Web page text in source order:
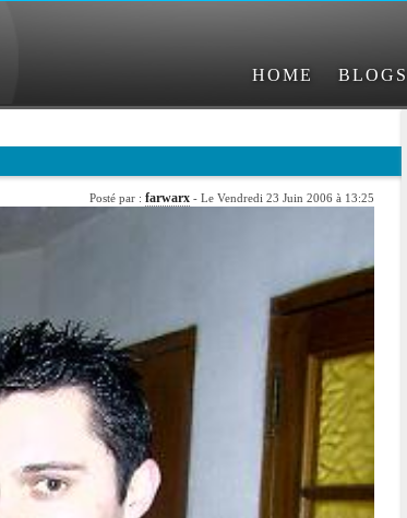
HOME BLOGS
Posté par : farwarx - Le Vendredi 23 Juin 2006 à 13:25